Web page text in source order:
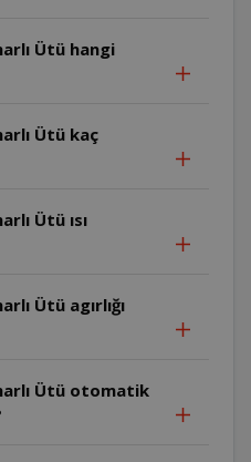
Ütü hangi
Ütü kaç
Ütü ısı
Ütü agırlığı
Ütü otomatik